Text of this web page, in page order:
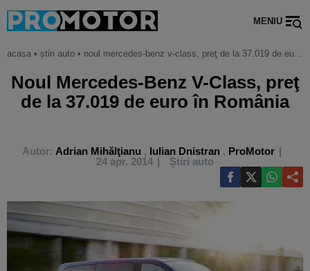
MENIU
acasa • știri auto • noul mercedes-benz v-class, preţ de la 37.019 de euro în românia
Noul Mercedes-Benz V-Class, preţ
de la 37.019 de euro în România
Autor: Adrian Mihălţianu , Iulian Dnistran, ProMotor
24 apr. 2014
Știri auto